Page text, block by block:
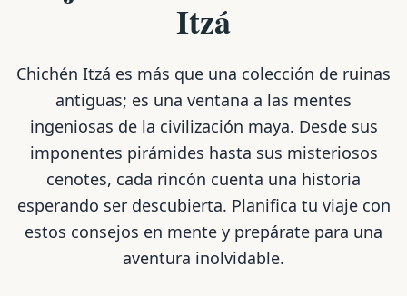
Itzá
Chichén Itzá es más que una colección de ruinas
antiguas; es una ventana a las mentes
ingeniosas de la civilización maya. Desde sus
imponentes pirámides hasta sus misteriosos
cenotes, cada rincón cuenta una historia
esperando ser descubierta. Planifica tu viaje con
estos consejos en mente y prepárate para una
aventura inolvidable.